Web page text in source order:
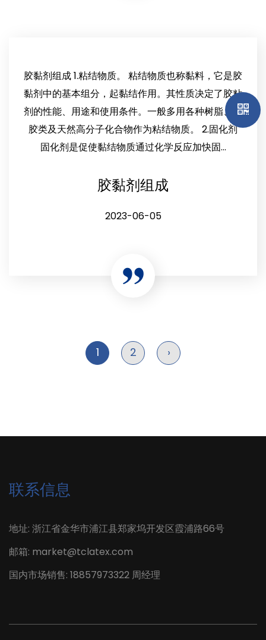
胶黏剂组成 1.粘结物质。 粘结物质也称黏料，它是胶
黏剂中的基本组分，起黏结作用。其性质决定了胶粘
剂的性能、用途和使用条件。一般多用各种树脂、橡
胶类及天然高分子化合物作为粘结物质。 2.固化剂
固化剂是促使黏结物质通过化学反应加快固...
胶黏剂组成
2023-06-05
1 2 ›
联系信息
地址: 浙江省金华市浦江县郑家坞开发区霞浦路66号
邮箱: market@tclatex.com
国内市场销售: 18857973322 周经理